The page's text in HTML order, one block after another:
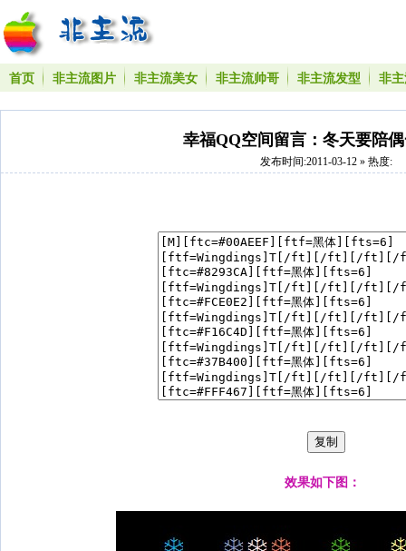
首页 非主流图片 非主流美女 非主流帅哥 非主流发型 非
幸福QQ空间留言：冬天要陪
发布时间:2011-03-12 » 热度:
效果如下图：